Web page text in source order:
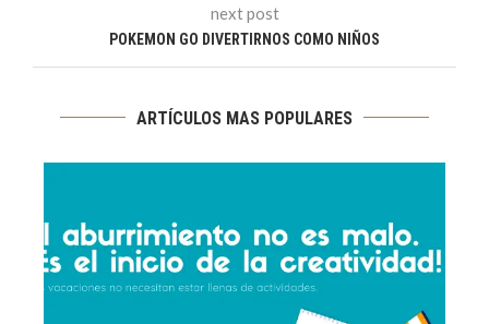
next post
POKEMON GO DIVERTIRNOS COMO NIÑOS
ARTÍCULOS MAS POPULARES